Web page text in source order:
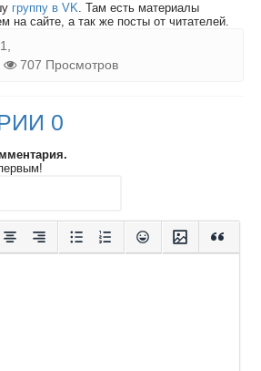
группу в VK. Там есть материалы
на сайте, а так же посты от читателей.
707 Просмотров
0